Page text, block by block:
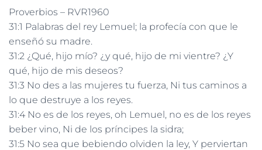
Proverbios – RVR1960
31:1 Palabras del rey Lemuel; la profecía con que le
enseñó su madre.
31:2 ¿Qué, hijo mío? ¿y qué, hijo de mi vientre? ¿Y
qué, hijo de mis deseos?
31:3 No des a las mujeres tu fuerza, Ni tus caminos a
lo que destruye a los reyes.
31:4 No es de los reyes, oh Lemuel, no es de los reyes
beber vino, Ni de los príncipes la sidra;
31:5 No sea que bebiendo olviden la ley, Y perviertan